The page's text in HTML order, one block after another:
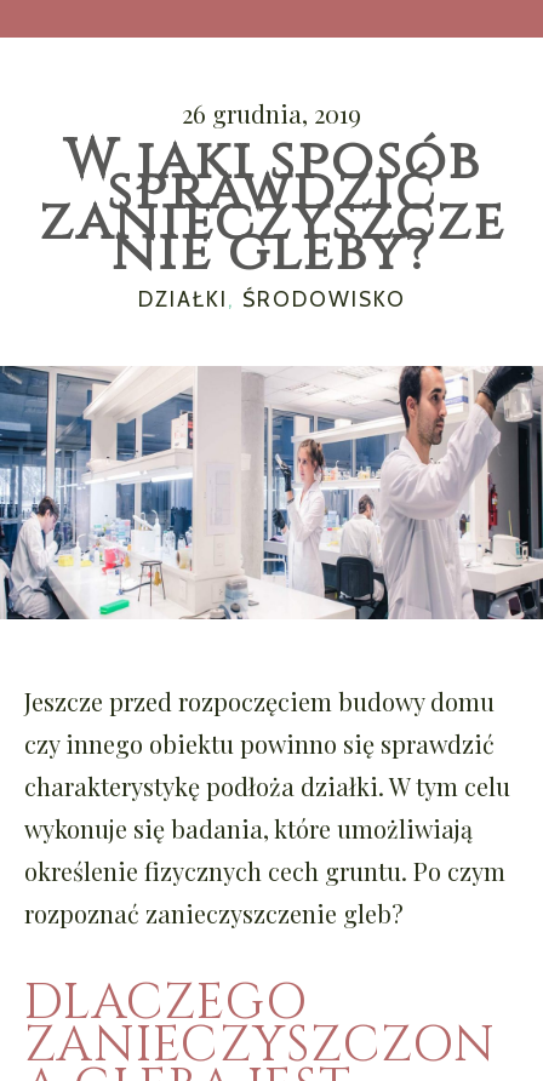
26 grudnia, 2019
W jaki sposób
sprawdzić
zanieczyszcze
nie gleby?
CATEGORIES
DZIAŁKI, ŚRODOWISKO
Jeszcze przed rozpoczęciem budowy domu
czy innego obiektu powinno się sprawdzić
charakterystykę podłoża działki. W tym celu
wykonuje się badania, które umożliwiają
określenie fizycznych cech gruntu. Po czym
rozpoznać zanieczyszczenie gleb?
DLACZEGO
ZANIECZYSZCZON